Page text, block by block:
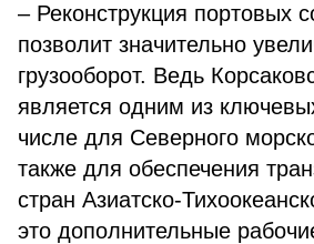
– Реконструкция портовых
позволит значительно
грузооборот. Ведь
является одним из
числе для Северного
также для обеспечения
стран Азиатско-
это дополнительные